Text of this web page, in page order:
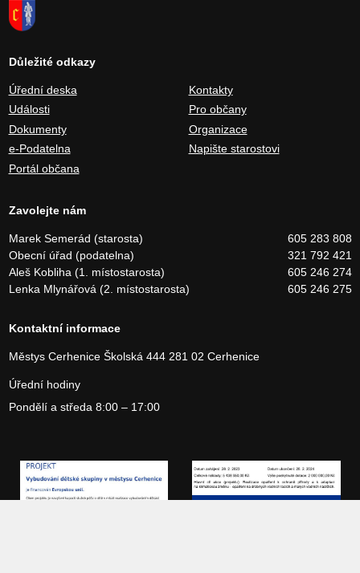
Důležité odkazy
Úřední deska
Události
Dokumenty
e-Podatelna
Portál občana
Kontakty
Pro občany
Organizace
Napište starostovi
Zavolejte nám
Marek Semerád (starosta)
605 283 808
Obecní úřad (podatelna)
321 792 421
Aleš Kobliha (1. místostarosta)
605 246 274
Lenka Mlynářová (2. místostarosta)
605 246 275
Kontaktní informace
Městys CerheniceŠkolská 444281 02 Cerhenice
Úřední hodiny
Pondělí a středa 8:00 – 17:00